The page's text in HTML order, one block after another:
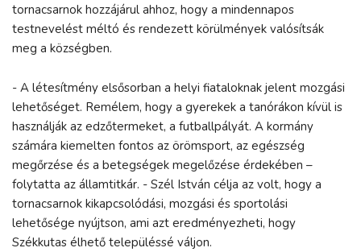
tornacsarnok hozzájárul ahhoz, hogy a mindennapos
testnevelést méltó és rendezett körülmények valósítsák
meg a községben.
- A létesítmény elsősorban a helyi fiataloknak jelent mozgási
lehetőséget. Remélem, hogy a gyerekek a tanórákon kívül is
használják az edzőtermeket, a futballpályát. A kormány
számára kiemelten fontos az örömsport, az egészség
megőrzése és a betegségek megelőzése érdekében –
folytatta az államtitkár. - Szél István célja az volt, hogy a
tornacsarnok kikapcsolódási, mozgási és sportolási
lehetősége nyújtson, ami azt eredményezheti, hogy
Székkutas élhető településsé váljon.